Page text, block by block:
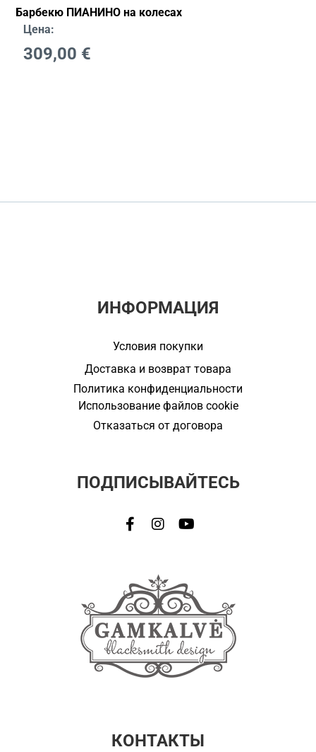
Барбекю ПИАНИНО на колесах
Цена:
309,00 €
ИНФОРМАЦИЯ
Условия покупки
Доставка и возврат товара
Политика конфиденциальности
Использование файлов cookie
Отказаться от договора
ПОДПИСЫВАЙТЕСЬ
КОНТАКТЫ